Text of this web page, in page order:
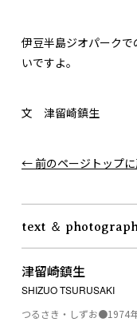
伊豆半島ジオパーク
いですよ。
文 津留崎鎮生
← 前のページ トップ
text ＆
津留崎鎮生
SHIZUO TSURUSAKI
つるさき・しずお●1974